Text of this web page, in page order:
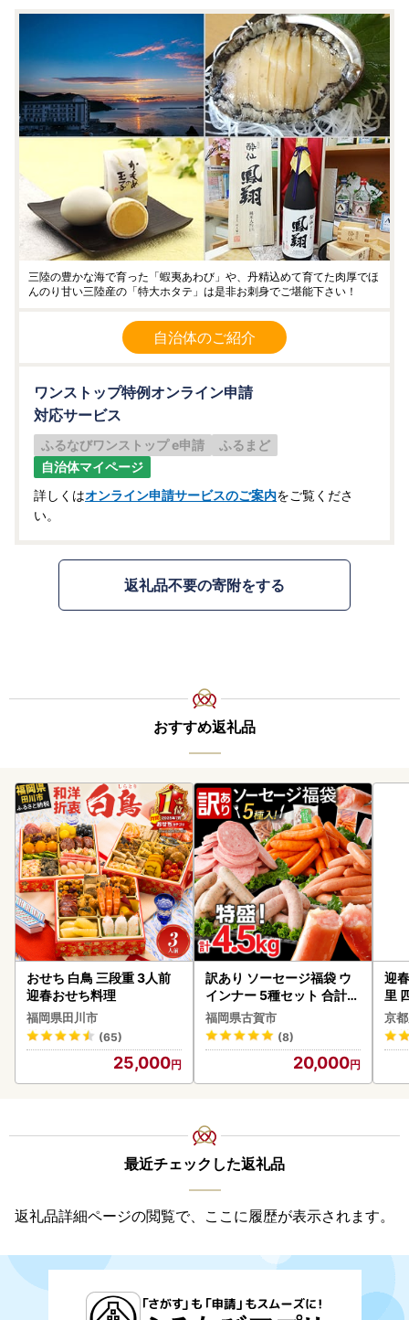
三陸の豊かな海で育った「蝦夷あわび」や、丹精込めて育てた肉厚でほ
んのり甘い三陸産の「特大ホタテ」は是非お刺身でご堪能下さい！
自治体のご紹介
ワンストップ特例オンライン申請
対応サービス
ふるなびワンストップ e申請
ふるまど
自治体マイページ
詳しくはオンライン申請サービスのご案内をご覧くださ
い。
返礼品不要の寄附をする
おすすめ返礼品
おせち 白鳥 三段重 3人前
迎春おせち料理
福岡県田川市
(65)
25,000
訳あり ソーセージ福袋 ウ
インナー 5種セット 合計4.
5kg ソーセージ
福岡県古賀市
(8)
20,000
迎
里
京
最近チェックした返礼品
返礼品詳細ページの閲覧で、ここに履歴が表示されます。